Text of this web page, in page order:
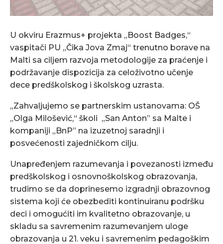
U okviru Erazmus+ projekta „Boost Badges,“
vaspitači PU „Čika Jova Zmaj“ trenutno borave na
Malti sa ciljem razvoja metodologije za praćenje i
podržavanje dispozicija za celoživotno učenje
dece predškolskog i školskog uzrasta.
„Zahvaljujemo se partnerskim ustanovama: OŠ
„Olga Milošević,“ školi „San Anton” sa Malte i
kompaniji „BnP” na izuzetnoj saradnji i
posvećenosti zajedničkom cilju.
Unapređenjem razumevanja i povezanosti između
predškolskog i osnovnoškolskog obrazovanja,
trudimo se da doprinesemo izgradnji obrazovnog
sistema koji će obezbediti kontinuiranu podršku
deci i omogućiti im kvalitetno obrazovanje, u
skladu sa savremenim razumevanjem uloge
obrazovanja u 21. veku i savremenim pedagoškim